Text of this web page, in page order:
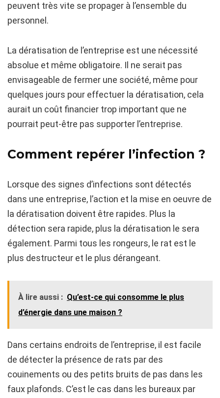
peuvent très vite se propager à l’ensemble du
personnel.
La dératisation de l’entreprise est une nécessité
absolue et même obligatoire. Il ne serait pas
envisageable de fermer une société, même pour
quelques jours pour effectuer la dératisation, cela
aurait un coût financier trop important que ne
pourrait peut-être pas supporter l’entreprise.
Comment repérer l’infection ?
Lorsque des signes d’infections sont détectés
dans une entreprise, l’action et la mise en oeuvre de
la dératisation doivent être rapides. Plus la
détection sera rapide, plus la dératisation le sera
également. Parmi tous les rongeurs, le rat est le
plus destructeur et le plus dérangeant.
À lire aussi : Qu’est-ce qui consomme le plus
d’énergie dans une maison ?
Dans certains endroits de l’entreprise, il est facile
de détecter la présence de rats par des
couinements ou des petits bruits de pas dans les
faux plafonds. C’est le cas dans les bureaux par